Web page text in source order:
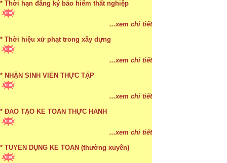
theo pháp luật
...xem chi tiết
* Thời hạn đăng ký bảo hiểm thất nghiệp
* Thời hiệu xử phạt trong xây dựng
* NHẬN SINH VIÊN THỰC TẬP
* ĐÀO TẠO KẾ TOÁN THỰC HÀNH
...xem chi tiết
* TUYỂN DỤNG KẾ TOÁN (thường xuyên)